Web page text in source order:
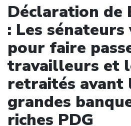
Déclaration de
: Les
pour faire
travailleurs et
retraités avant
grandes
riches PDG